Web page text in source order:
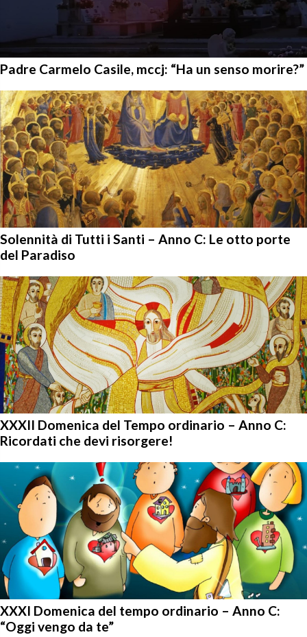
Padre Carmelo Casile, mccj: “Ha un senso morire?”
Solennità di Tutti i Santi – Anno C: Le otto porte
del Paradiso
XXXII Domenica del Tempo ordinario – Anno C:
Ricordati che devi risorgere!
XXXI Domenica del tempo ordinario – Anno C:
“Oggi vengo da te”